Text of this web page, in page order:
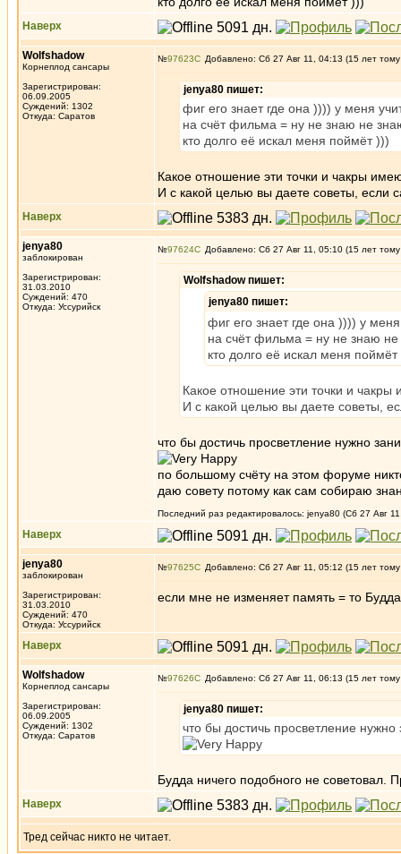
Наверх
Wolfshadow
Корнеплод сансары
Зарегистрирован:
06.09.2005
Суждений: 1302
Откуда: Саратов
№97623 Добавлено: Сб 27 Авг 11, 04:13 (15 лет
jenya80 пишет:
фиг его знает где она )))) у меня
на счёт фильма = ну не знаю не
кто долго её искал меня поймёт )))
Какое отношение эти точки и чакры
И с какой целью вы даете советы, если
Наверх
jenya80
заблокирован
Зарегистрирован:
31.03.2010
Суждений: 470
Откуда: Уссурийск
№97624 Добавлено: Сб 27 Авг 11, 05:10 (15 лет
Wolfshadow пишет:
jenya80 пишет:
фиг его знает где она )))) у
на счёт фильма = ну не знаю
кто долго её искал меня поймёт
Какое отношение эти точки и
И с какой целью вы даете советы,
что бы достичь просветление нужно
по большому счёту на этом форуме
даю совету потому как сам собираю
Последний раз редактировалось: jenya80 (Сб 27 Авг
Наверх
jenya80
заблокирован
Зарегистрирован:
31.03.2010
Суждений: 470
Откуда: Уссурийск
№97625 Добавлено: Сб 27 Авг 11, 05:12 (15 лет
если мне не изменяет память = то
Наверх
Wolfshadow
Корнеплод сансары
Зарегистрирован:
06.09.2005
Суждений: 1302
Откуда: Саратов
№97626 Добавлено: Сб 27 Авг 11, 06:13 (15 лет
jenya80 пишет:
что бы достичь просветление
Будда ничего подобного не
Наверх
Тред сейчас никто не читает.